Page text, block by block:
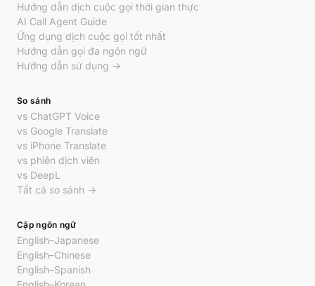
Hướng dẫn dịch cuộc gọi thời gian thực
AI Call Agent Guide
Ứng dụng dịch cuộc gọi tốt nhất
Hướng dẫn gọi đa ngôn ngữ
Hướng dẫn sử dụng →
So sánh
vs ChatGPT Voice
vs Google Translate
vs iPhone Translate
vs phiên dịch viên
vs DeepL
Tất cả so sánh →
Cặp ngôn ngữ
English–Japanese
English–Chinese
English–Spanish